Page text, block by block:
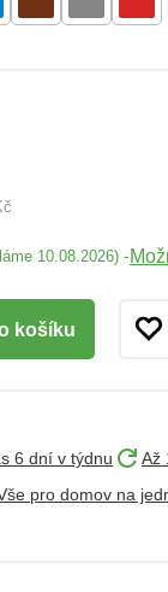
10.08.2026) -
košíku
6 dní v týdnu
Až
pro domov na